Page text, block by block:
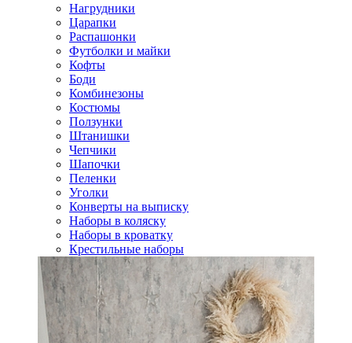
Нагрудники
Царапки
Распашонки
Футболки и майки
Кофты
Боди
Комбинезоны
Костюмы
Ползунки
Штанишки
Чепчики
Шапочки
Пеленки
Уголки
Конверты на выписку
Наборы в коляску
Наборы в кроватку
Крестильные наборы